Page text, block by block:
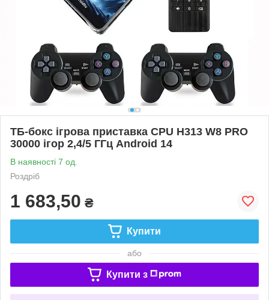
ТБ-бокс ігрова приставка CPU H313 W8 PRO
30000 ігор 2,4/5 ГГц Android 14
В наявності 7 од.
Роздріб
1 683,50 ₴
Купити
або
Купити з